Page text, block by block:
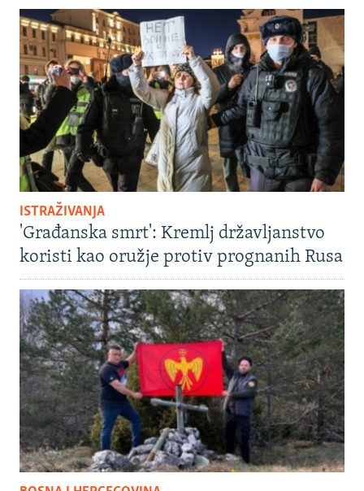
ISTRAŽIVANJA
'Građanska smrt': Kremlj državljanstvo
koristi kao oružje protiv prognanih Rusa